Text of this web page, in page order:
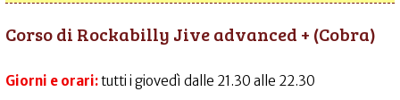
Corso di Rockabilly Jive advanced + (Cobra)
Giorni e orari:tutti i giovedì dalle 21.30 alle 22.30